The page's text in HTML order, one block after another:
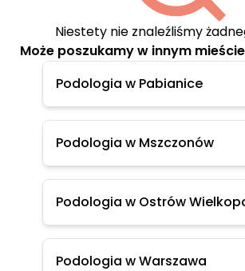
Niestety nie znaleźliśmy
Może poszukamy w innym
Podologia w Pabianice
Podologia w Mszczonów
Podologia w Ostrów
Podologia w Warszawa